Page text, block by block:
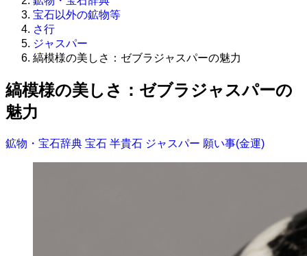
宝石以外の鉱物等
さ行
ジャスパー
縞模様の美しさ：ゼブラジャスパーの魅力
縞模様の美しさ：ゼブラジャスパーの
魅力
鉱物・宝石辞典 宝石 半貴石 ジャスパー 願い事(金運)